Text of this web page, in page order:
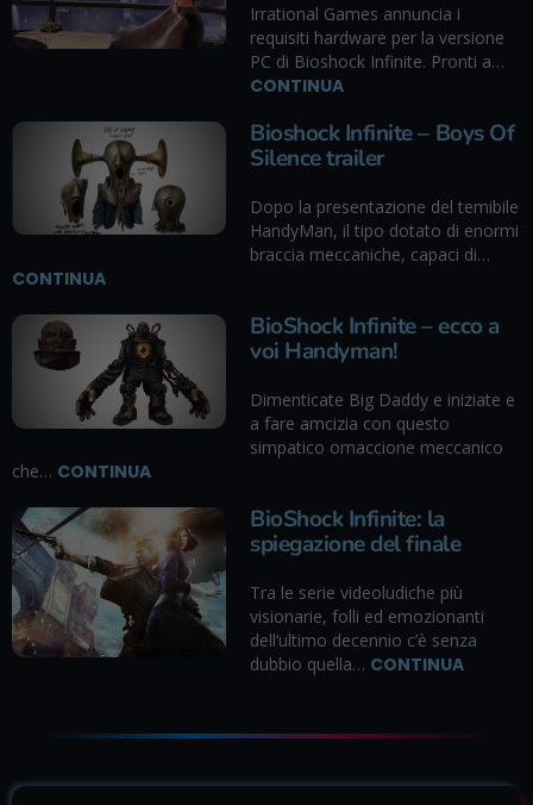
Irrational Games annuncia i
requisiti hardware per la versione
PC di Bioshock Infinite. Pronti a…
CONTINUA
Bioshock Infinite – Boys Of
Silence trailer
Dopo la presentazione del temibile
HandyMan, il tipo dotato di enormi
braccia meccaniche, capaci di…
CONTINUA
BioShock Infinite – ecco a
voi Handyman!
Dimenticate Big Daddy e iniziate e
a fare amcizia con questo
simpatico omaccione meccanico
che… CONTINUA
BioShock Infinite: la
spiegazione del finale
Tra le serie videoludiche più
visionarie, folli ed emozionanti
dell’ultimo decennio c’è senza
dubbio quella… CONTINUA